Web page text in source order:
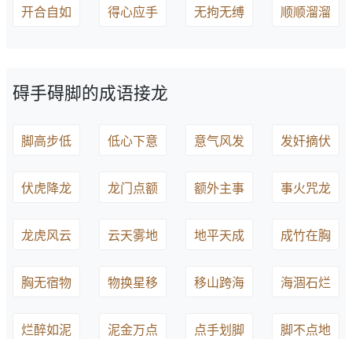
开合自如 得心应手 无拘无缚 顺顺溜溜
碍手碍脚的成语接龙
脚高步低 低心下意 意气风发 发奸摘伏
伏虎降龙 龙门点额 额外主事 事火咒龙
龙虎风云 云天雾地 地平天成 成竹在胸
胸无宿物 物换星移 移山跨海 海涸石烂
烂醉如泥 泥金万点 点手划脚 脚不点地